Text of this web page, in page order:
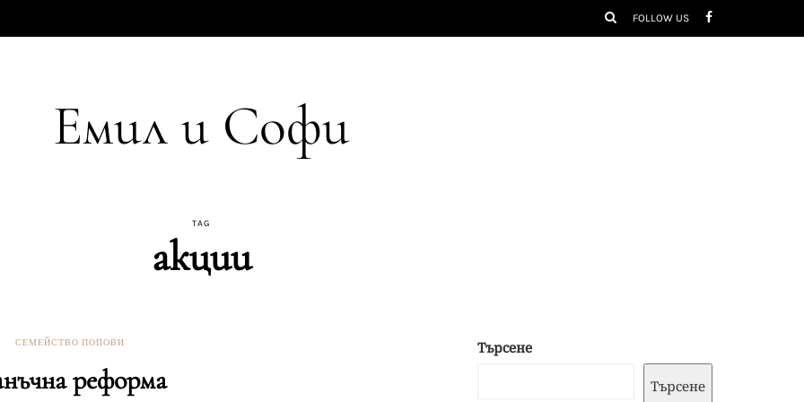
FOLLOW US
Емил и Софи
TAG
акции
СЕМЕЙСТВО ПОПОВИ
реформа
Търсене
Търсене